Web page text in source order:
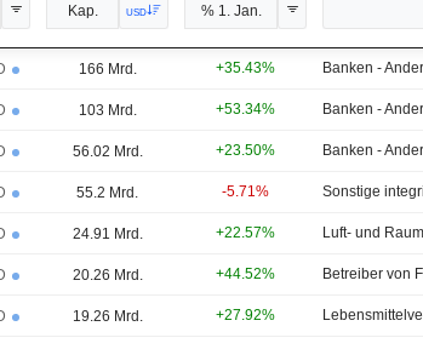
Kap. USD % 1. Jan.
166 Mrd. +35.43% Banken -
103 Mrd. +53.34% Banken -
56.02 Mrd. +23.50% Banken -
55.2 Mrd. -5.71%
24.91 Mrd. +22.57%
20.26 Mrd. +44.52%
19.26 Mrd. +27.92%